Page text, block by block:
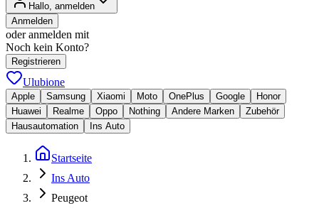
Hallo, anmelden
Anmelden
oder anmelden mit
Noch kein Konto?
Registrieren
Ulubione
Apple Samsung Xiaomi Moto OnePlus Google
Honor
Huawei
Realme Oppo Nothing Andere Marken
Zubehör
Hausautomation
Ins Auto
Startseite
Ins Auto
Peugeot